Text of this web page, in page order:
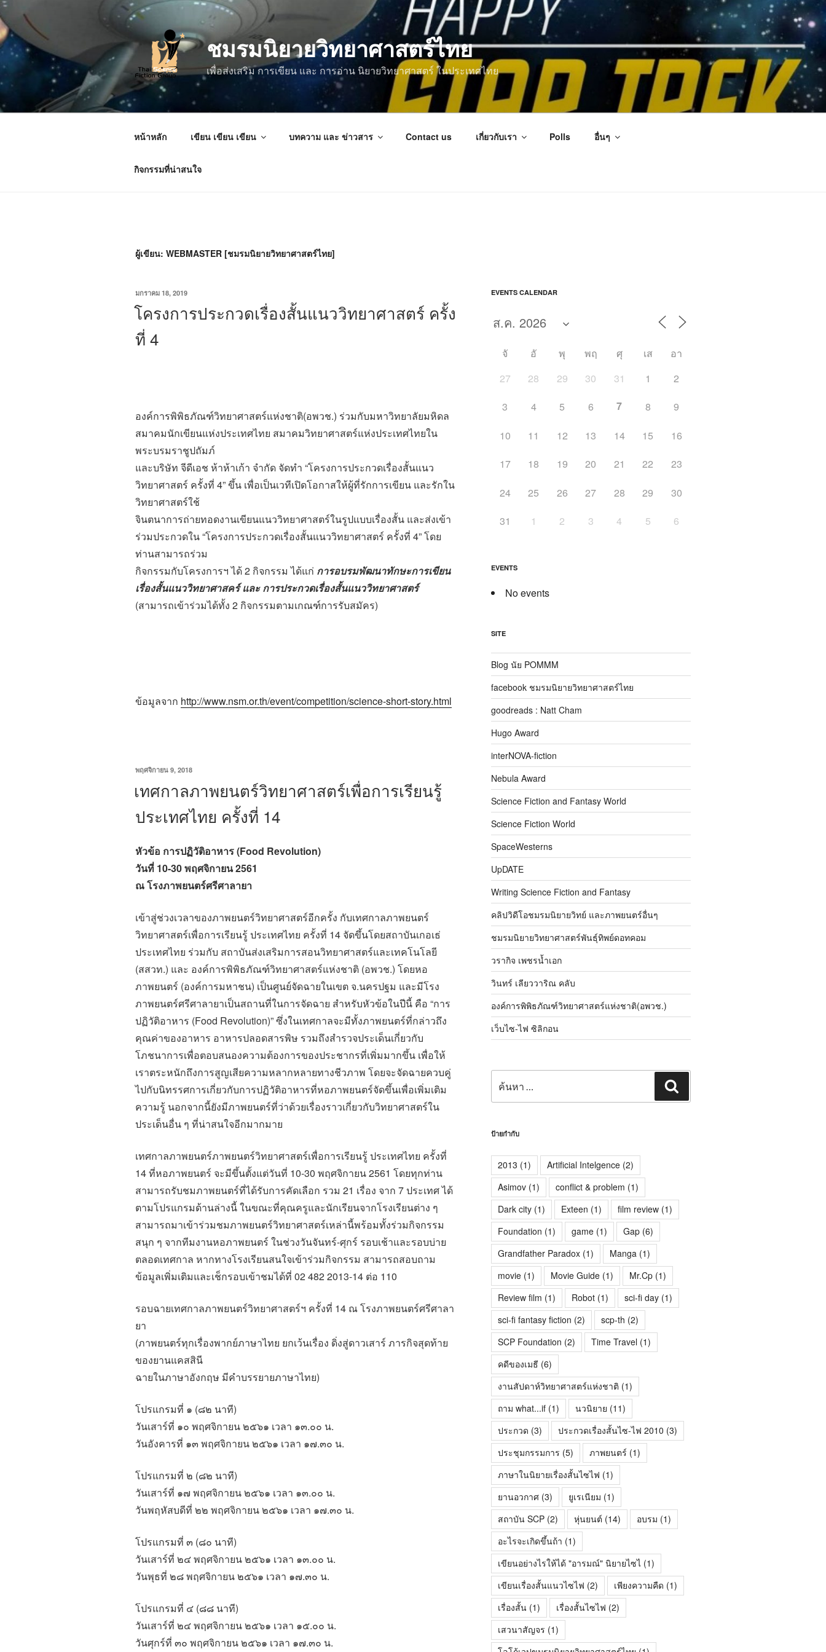
ข้าม
ไป
ยัง
บทความ
ชมรมนิยายวิทยาศาสตร์ไทย
เพื่อส่งเสริม การเขียน และ การอ่าน นิยายวิทยาศาสตร์ ในประเทศไทย
หน้าหลัก เขียน เขียน เขียน บทความ และ ข่าวสาร Contact us เกี่ยวกับเรา Polls อื่นๆ
กิจกรรมที่น่าสนใจ
ผู้เขียน: WEBMASTER [ชมรมนิยายวิทยาศาสตร์ไทย]
เขียน
วัน
มกราคม 18, 2019
โครงการประกวดเรื่องสั้นแนววิทยาศาสตร์ ครั้ง
ที่ 4
องค์การพิพิธภัณฑ์วิทยาศาสตร์แห่งชาติ(อพวช.) ร่วมกับมหาวิทยาลัยมหิดล
สมาคมนักเขียนแห่งประเทศไทย สมาคมวิทยาศาสตร์แห่งประเทศไทยใน
พระบรมราชูปถัมภ์
และบริษัท จีดีเอช ห้าห้าเก้า จำกัด จัดทำ “โครงการประกวดเรื่องสั้นแนว
วิทยาศาสตร์ ครั้งที่ 4” ขึ้น เพื่อเป็นเวทีเปิดโอกาสให้ผู้ที่รักการเขียน และรักใน
วิทยาศาสตร์ใช้
จินตนาการถ่ายทอดงานเขียนแนววิทยาศาสตร์ในรูปแบบเรื่องสั้น และส่งเข้า
ร่วมประกวดใน “โครงการประกวดเรื่องสั้นแนววิทยาศาสตร์ ครั้งที่ 4” โดย
ท่านสามารถร่วม
กิจกรรมกับโครงการฯ ได้ 2 กิจกรรม ได้แก่ การอบรมพัฒนาทักษะการเขียน
เรื่องสั้นแนววิทยาศาสคร์ และ การประกวดเรื่องสั้นแนววิทยาศาสตร์
(สามารถเข้าร่วมได้ทั้ง 2 กิจกรรมตามเกณฑ์การรับสมัคร)
ข้อมูลจาก http://www.nsm.or.th/event/competition/science-short-story.html
เขียน
ที่
พฤศจิกายน 9, 2018
เทศกาลภาพยนตร์วิทยาศาสตร์เพื่อการเรียนรู้
ประเทศไทย ครั้งที่ 14
หัวข้อ การปฏิวัติอาหาร (Food Revolution)
วันที่ 10-30 พฤศจิกายน 2561
ณ โรงภาพยนตร์ศรีศาลายา
เข้าสู่ช่วงเวลาของภาพยนตร์วิทยาศาสตร์อีกครั้ง กับเทศกาลภาพยนตร์
วิทยาศาสตร์เพื่อการเรียนรู้ ประเทศไทย ครั้งที่ 14 จัดขึ้นโดยสถาบันเกอเธ่
ประเทศไทย ร่วมกับ สถาบันส่งเสริมการสอนวิทยาศาสตร์และเทคโนโลยี
(สสวท.) และ องค์การพิพิธภัณฑ์วิทยาศาสตร์แห่งชาติ (อพวช.) โดยหอ
ภาพยนตร์ (องค์การมหาชน) เป็นศูนย์จัดฉายในเขต จ.นครปฐม และมีโรง
ภาพยนตร์ศรีศาลายาเป็นสถานที่ในการจัดฉาย สำหรับหัวข้อในปีนี้ คือ “การ
ปฏิวัติอาหาร (Food Revolution)” ซึ่งในเทศกาลจะมีทั้งภาพยนตร์ที่กล่าวถึง
คุณค่าของอาหาร อาหารปลอดสารพิษ รวมถึงสำรวจประเด็นเกี่ยวกับ
โภชนาการเพื่อตอบสนองความต้องการของประชากรที่เพิ่มมากขึ้น เพื่อให้
เราตระหนักถึงการสูญเสียความหลากหลายทางชีวภาพ โดยจะจัดฉายควบคู่
ไปกับนิทรรศการเกี่ยวกับการปฏิวัติอาหารที่หอภาพยนตร์จัดขึ้นเพื่อเพิ่มเติม
ความรู้ นอกจากนี้ยังมีภาพยนตร์ที่ว่าด้วยเรื่องราวเกี่ยวกับวิทยาศาสตร์ใน
ประเด็นอื่น ๆ ที่น่าสนใจอีกมากมาย
เทศกาลภาพยนตร์ภาพยนตร์วิทยาศาสตร์เพื่อการเรียนรู้ ประเทศไทย ครั้งที่
14 ที่หอภาพยนตร์ จะมีขึ้นตั้งแต่วันที่ 10-30 พฤศจิกายน 2561 โดยทุกท่าน
สามารถรับชมภาพยนตร์ที่ได้รับการคัดเลือก รวม 21 เรื่อง จาก 7 ประเทศ ได้
ตามโปรแกรมด้านล่างนี้ ในขณะที่คุณครูและนักเรียนจากโรงเรียนต่าง ๆ
สามารถมาเข้าร่วมชมภาพยนตร์วิทยาศาสตร์เหล่านี้พร้อมทั้งร่วมกิจกรรม
สนุก ๆ จากทีมงานหอภาพยนตร์ ในช่วงวันจันทร์-ศุกร์ รอบเช้าและรอบบ่าย
ตลอดเทศกาล หากทางโรงเรียนสนใจเข้าร่วมกิจกรรม สามารถสอบถาม
ข้อมูลเพิ่มเติมและเช็กรอบเข้าชมได้ที่ 02 482 2013-14 ต่อ 110
รอบฉายเทศกาลภาพยนตร์วิทยาศาสตร์ฯ ครั้งที่ 14 ณ โรงภาพยนตร์ศรีศาลา
ยา
(ภาพยนตร์ทุกเรื่องพากย์ภาษาไทย ยกเว้นเรื่อง ดิ่งสู่ดาวเสาร์ ภารกิจสุดท้าย
ของยานแคสสินี
ฉายในภาษาอังกฤษ มีคำบรรยายภาษาไทย)
โปรแกรมที่ ๑ (๘๒ นาที)
วันเสาร์ที่ ๑๐ พฤศจิกายน ๒๕๖๑ เวลา ๑๓.๐๐ น.
วันอังคารที่ ๑๓ พฤศจิกายน ๒๕๖๑ เวลา ๑๗.๓๐ น.
โปรแกรมที่ ๒ (๘๒ นาที)
วันเสาร์ที่ ๑๗ พฤศจิกายน ๒๕๖๑ เวลา ๑๓.๐๐ น.
วันพฤหัสบดีที่ ๒๒ พฤศจิกายน ๒๕๖๑ เวลา ๑๗.๓๐ น.
โปรแกรมที่ ๓ (๘๐ นาที)
วันเสาร์ที่ ๒๔ พฤศจิกายน ๒๕๖๑ เวลา ๑๓.๐๐ น.
วันพุธที่ ๒๘ พฤศจิกายน ๒๕๖๑ เวลา ๑๗.๓๐ น.
โปรแกรมที่ ๔ (๘๘ นาที)
วันเสาร์ที่ ๒๔ พฤศจิกายน ๒๕๖๑ เวลา ๑๕.๐๐ น.
วันศุกร์ที่ ๓๐ พฤศจิกายน ๒๕๖๑ เวลา ๑๗.๓๐ น.
EVENTS CALENDAR
จั อั พุ พฤ ศุ เส
อา
27
28 29 30 31 1 2
3 4 5 6 7 8 9
10 11 12 13 14 15 16
17 18 19 20 21 22 23
24 25 26 27 28 29 30
31 1 2 3 4 5 6
EVENTS
No events
SITE
Blog นัย POMMM
facebook ชมรมนิยายวิทยาศาสตร์ไทย
goodreads : Natt Cham
Hugo Award
interNOVA-fiction
Nebula Award
Science Fiction and Fantasy World
Science Fiction World
SpaceWesterns
UpDATE
Writing Science Fiction and Fantasy
คลิปวิดีโอชมรมนิยายวิทย์ และภาพยนตร์อื่นๆ
ชมรมนิยายวิทยาศาสตร์พันธุ์ทิพย์ดอทคอม
วรากิจ เพชรน้ำเอก
วินทร์ เลียววาริณ คลับ
องค์การพิพิธภัณฑ์วิทยาศาสตร์แห่งชาติ(อพวช.)
เว็บไซ-ไฟ ซิลิกอน
ป้ายกำกับ
2013 (1) Artificial Intelgence(2)
Asimov(1) conflict & problem (1)
Dark city(1) Exteen (1) film review(1)
Foundation (1) game(1) Gap(6)
Grandfather Paradox(1) Manga (1)
movie(1) Movie Guide(1) Mr.Cp(1)
Review film (1) Robot(1) sci-fi day(1)
sci-fi fantasy fiction (2) scp-th (2)
SCP Foundation (2) Time Travel(1)
คดีของเมธี (6)
งานสัปดาห์วิทยาศาสตร์แห่งชาติ (1)
ถาม what...if(1) นวนิยาย (11)
ประกวด (3) ประกวดเรื่องสั้นไซ-ไฟ 2010 (3)
ประชุมกรรมการ (5) ภาพยนตร์ (1)
ภาษาในนิยายเรื่องสั้นไซไฟ (1)
ยานอวกาศ(3) ยูเรเนียม (1)
สถาบัน SCP(2) หุ่นยนต์ (14) อบรม (1)
อะไรจะเกิดขึ้นถ้า (1)
เขียนอย่างไรให้ได้ "อารมณ์" นิยายไซไ(1)
เขียนเรื่องสั้นแนวไซไฟ (2) เพียงความคืด (1)
เรื่องสั้น(1) เรื่องสั้นไซไฟ (2)
เสวนาสัญจร (1)